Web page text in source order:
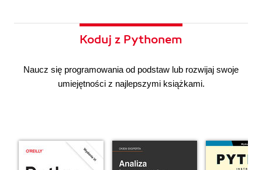
Koduj z Pythonem
Naucz się programowania od podstaw lub rozwijaj swoje
umiejętności z najlepszymi książkami.